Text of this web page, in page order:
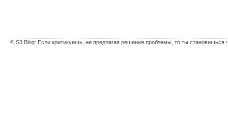
© S3.Blog: Если критикуешь, не предлагая решения проблемы, то ты становишься